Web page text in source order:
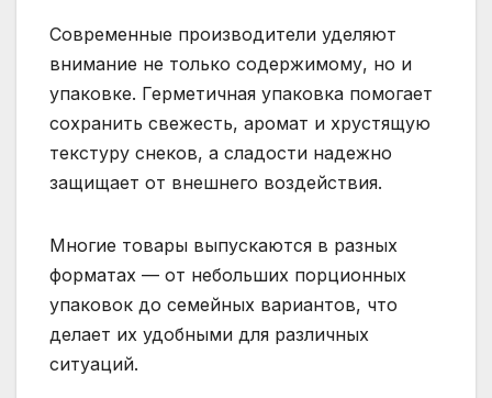
Современные производители уделяют
внимание не только содержимому, но и
упаковке. Герметичная упаковка помогает
сохранить свежесть, аромат и хрустящую
текстуру снеков, а сладости надежно
защищает от внешнего воздействия.
Многие товары выпускаются в разных
форматах — от небольших порционных
упаковок до семейных вариантов, что
делает их удобными для различных
ситуаций.